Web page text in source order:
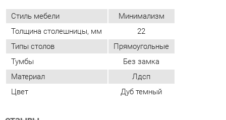
Цвет
Дуб темный
ОТЗЫВЫ
Пока нет отзывов, поделитесь первым своим мнением.
ДОБАВИТЬ ОТЗЫВ